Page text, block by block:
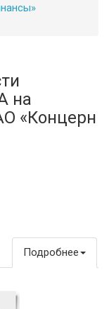
на
«Концерн
Подробнее